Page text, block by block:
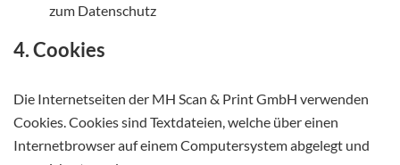
zum Datenschutz
4. Cookies
Die Internetseiten der MH Scan & Print GmbH verwenden
Cookies. Cookies sind Textdateien, welche über einen
Internetbrowser auf einem Computersystem abgelegt und